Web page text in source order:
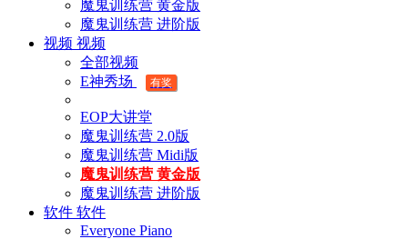
魔鬼训练营 黄金版
魔鬼训练营 进阶版
视频 视频
全部视频
E神秀场
有奖
EOP大讲堂
魔鬼训练营 2.0版
魔鬼训练营 Midi版
魔鬼训练营 黄金版
魔鬼训练营 进阶版
软件 软件
Everyone Piano